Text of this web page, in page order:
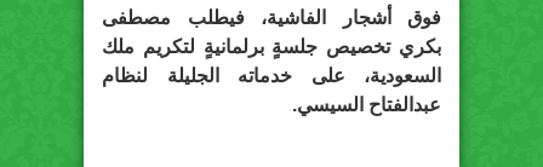
فوق أشجار الفاشية، فيطلب مصطفى
بكري تخصيص جلسةٍ برلمانيةٍ لتكريم ملك
السعودية، على خدماته الجليلة لنظام
عبدالفتاح السيسي.